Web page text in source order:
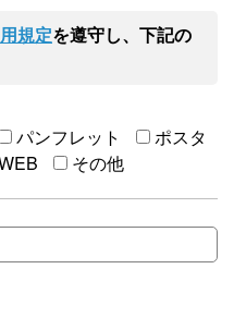
規定を遵守し、下記の
パンフレット
ポスタ
その他